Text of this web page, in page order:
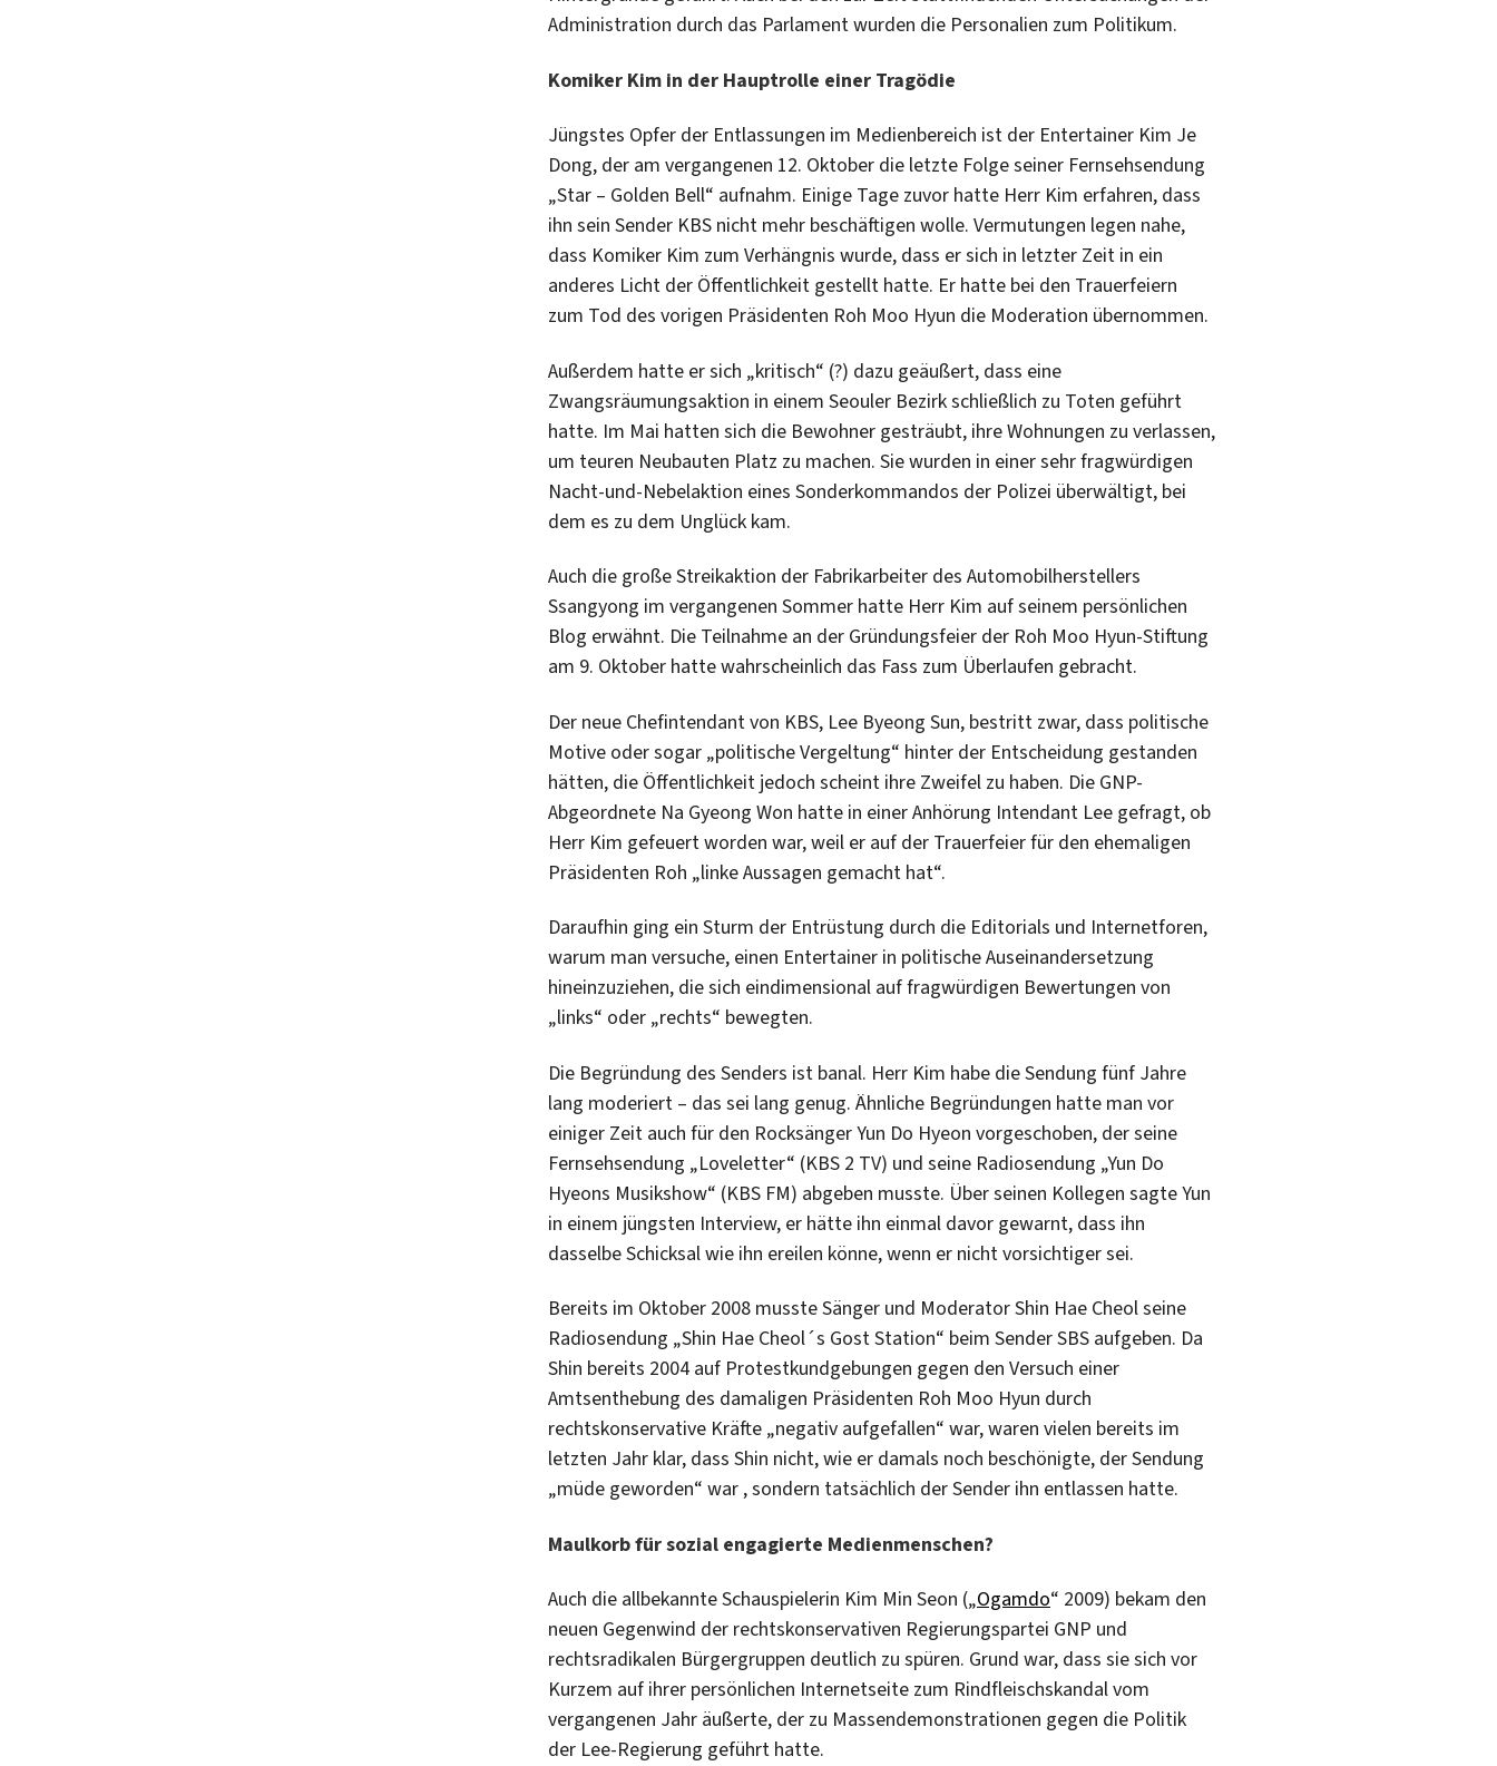
Administration durch das Parlament wurden die Personalien zum Politikum.
Komiker Kim in der Hauptrolle einer Tragödie
Jüngstes Opfer der Entlassungen im Medienbereich ist der Entertainer Kim Je
Dong, der am vergangenen 12. Oktober die letzte Folge seiner Fernsehsendung
„Star – Golden Bell“ aufnahm. Einige Tage zuvor hatte Herr Kim erfahren, dass
ihn sein Sender KBS nicht mehr beschäftigen wolle. Vermutungen legen nahe,
dass Komiker Kim zum Verhängnis wurde, dass er sich in letzter Zeit in ein
anderes Licht der Öffentlichkeit gestellt hatte. Er hatte bei den Trauerfeiern
zum Tod des vorigen Präsidenten Roh Moo Hyun die Moderation übernommen.
Außerdem hatte er sich „kritisch“ (?) dazu geäußert, dass eine
Zwangsräumungsaktion in einem Seouler Bezirk schließlich zu Toten geführt
hatte. Im Mai hatten sich die Bewohner gesträubt, ihre Wohnungen zu verlassen,
um teuren Neubauten Platz zu machen. Sie wurden in einer sehr fragwürdigen
Nacht-und-Nebelaktion eines Sonderkommandos der Polizei überwältigt, bei
dem es zu dem Unglück kam.
Auch die große Streikaktion der Fabrikarbeiter des Automobilherstellers
Ssangyong im vergangenen Sommer hatte Herr Kim auf seinem persönlichen
Blog erwähnt. Die Teilnahme an der Gründungsfeier der Roh Moo Hyun-Stiftung
am 9. Oktober hatte wahrscheinlich das Fass zum Überlaufen gebracht.
Der neue Chefintendant von KBS, Lee Byeong Sun, bestritt zwar, dass politische
Motive oder sogar „politische Vergeltung“ hinter der Entscheidung gestanden
hätten, die Öffentlichkeit jedoch scheint ihre Zweifel zu haben. Die GNP-
Abgeordnete Na Gyeong Won hatte in einer Anhörung Intendant Lee gefragt, ob
Herr Kim gefeuert worden war, weil er auf der Trauerfeier für den ehemaligen
Präsidenten Roh „linke Aussagen gemacht hat“.
Daraufhin ging ein Sturm der Entrüstung durch die Editorials und Internetforen,
warum man versuche, einen Entertainer in politische Auseinandersetzung
hineinzuziehen, die sich eindimensional auf fragwürdigen Bewertungen von
„links“ oder „rechts“ bewegten.
Die Begründung des Senders ist banal. Herr Kim habe die Sendung fünf Jahre
lang moderiert – das sei lang genug. Ähnliche Begründungen hatte man vor
einiger Zeit auch für den Rocksänger Yun Do Hyeon vorgeschoben, der seine
Fernsehsendung „Loveletter“ (KBS 2 TV) und seine Radiosendung „Yun Do
Hyeons Musikshow“ (KBS FM) abgeben musste. Über seinen Kollegen sagte Yun
in einem jüngsten Interview, er hätte ihn einmal davor gewarnt, dass ihn
dasselbe Schicksal wie ihn ereilen könne, wenn er nicht vorsichtiger sei.
Bereits im Oktober 2008 musste Sänger und Moderator Shin Hae Cheol seine
Radiosendung „Shin Hae Cheol´s Gost Station“ beim Sender SBS aufgeben. Da
Shin bereits 2004 auf Protestkundgebungen gegen den Versuch einer
Amtsenthebung des damaligen Präsidenten Roh Moo Hyun durch
rechtskonservative Kräfte „negativ aufgefallen“ war, waren vielen bereits im
letzten Jahr klar, dass Shin nicht, wie er damals noch beschönigte, der Sendung
„müde geworden“ war , sondern tatsächlich der Sender ihn entlassen hatte.
Maulkorb für sozial engagierte Medienmenschen?
Auch die allbekannte Schauspielerin Kim Min Seon („Ogamdo“ 2009) bekam den
neuen Gegenwind der rechtskonservativen Regierungspartei GNP und
rechtsradikalen Bürgergruppen deutlich zu spüren. Grund war, dass sie sich vor
Kurzem auf ihrer persönlichen Internetseite zum Rindfleischskandal vom
vergangenen Jahr äußerte, der zu Massendemonstrationen gegen die Politik
der Lee-Regierung geführt hatte.